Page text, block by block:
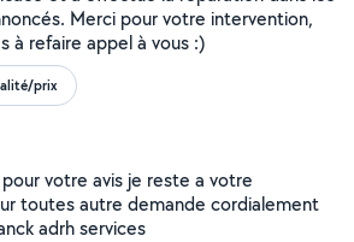
Merci pour votre intervention,
à refaire appel à vous :)
prix
votre avis je reste a votre
toutes autre demande cordialement
adrh services